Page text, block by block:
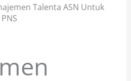
Talenta ASN Untuk